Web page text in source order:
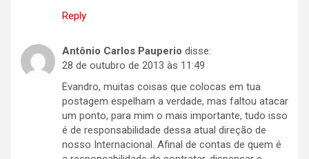
Reply
Antônio Carlos Pauperio disse:
28 de outubro de 2013 às 11:49
Evandro, muitas coisas que colocas em tua
postagem espelham a verdade, mas faltou atacar
um ponto, para mim o mais importante, tudo isso
é de responsabilidade dessa atual direção de
nosso Internacional. Afinal de contas de quem é